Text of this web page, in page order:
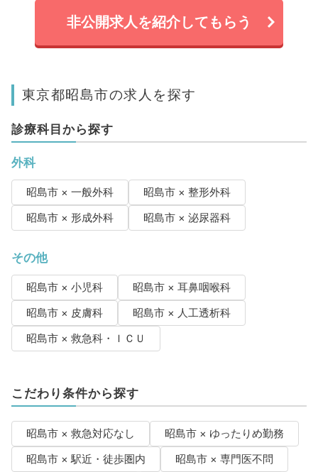
非公開求人を紹介してもらう
東京都昭島市の求人を探す
診療科目から探す
外科
昭島市 × 一般外科
昭島市 × 整形外科
昭島市 × 形成外科
昭島市 × 泌尿器科
その他
昭島市 × 小児科
昭島市 × 耳鼻咽喉科
昭島市 × 皮膚科
昭島市 × 人工透析科
昭島市 × 救急科・ＩＣＵ
こだわり条件から探す
昭島市 × 救急対応なし
昭島市 × ゆったりめ勤務
昭島市 × 駅近・徒歩圏内
昭島市 × 専門医不問